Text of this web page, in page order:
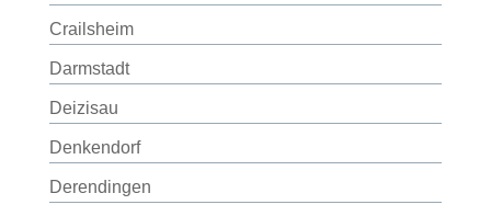
Crailsheim
Darmstadt
Deizisau
Denkendorf
Derendingen